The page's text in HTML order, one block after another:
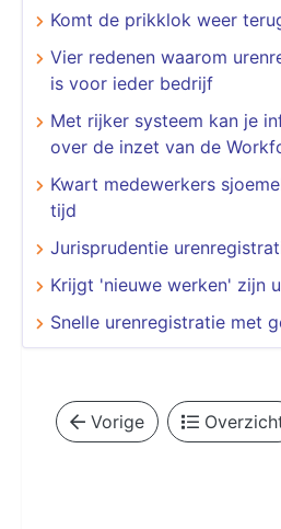
Komt de prikklok weer
Vier redenen waarom
is voor ieder bedrijf
Met rijker systeem kan je
over de inzet van de
Kwart medewerkers
tijd
Jurisprudentie
Krijgt 'nieuwe werken' zijn
Snelle urenregistratie met
Vorige